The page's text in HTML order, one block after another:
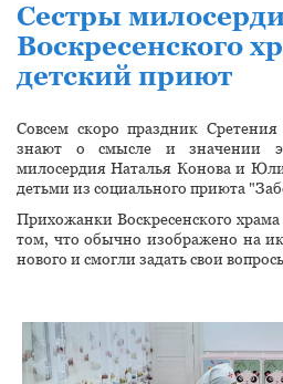
Сестры
Воскресенского
детский приют
Совсем скоро праздник
знают о смысле и значении
милосердия Наталья Конова и
детьми из социального приюта
Прихожанки Воскресенского храма
том, что обычно изображено на
нового и смогли задать свои